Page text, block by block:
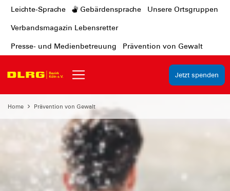
Leichte-Sprache Gebärdensprache Unsere Ortsgruppen
Verbandsmagazin Lebensretter
Presse- und Medienbetreuung Prävention von Gewalt
Jetzt spenden
Home Prävention von Gewalt